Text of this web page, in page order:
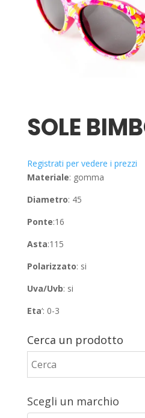
SOLE
Registrati per vedere i prezzi
Materiale: gomma
Diametro: 45
Ponte:16
Asta:115
Polarizzato: si
Uva/Uvb: si
Eta‘: 0-3
Cerca un prodotto
Scegli un marchio